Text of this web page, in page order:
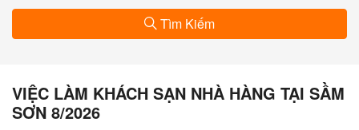
Tìm Kiếm
VIỆC LÀM KHÁCH SẠN NHÀ HÀNG TẠI SẦM
SƠN 8/2026